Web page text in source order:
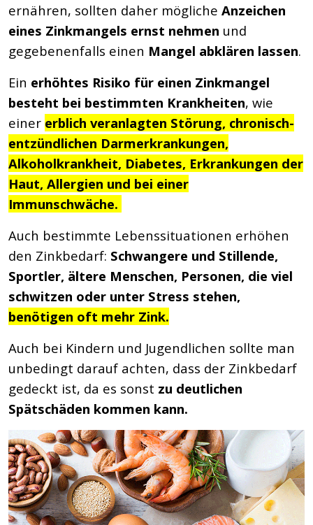
ernähren, sollten daher mögliche Anzeichen
eines Zinkmangels ernst nehmen und
gegebenenfalls einen Mangel abklären lassen.
Ein erhöhtes Risiko für einen Zinkmangel
besteht bei bestimmten Krankheiten, wie
einer erblich veranlagten Störung, chronisch-
entzündlichen Darmerkrankungen,
Alkoholkrankheit, Diabetes, Erkrankungen der
Haut, Allergien und bei einer
Immunschwäche.
Auch bestimmte Lebenssituationen erhöhen
den Zinkbedarf: Schwangere und Stillende,
Sportler, ältere Menschen, Personen, die viel
schwitzen oder unter Stress stehen,
benötigen oft mehr Zink.
Auch bei Kindern und Jugendlichen sollte man
unbedingt darauf achten, dass der Zinkbedarf
gedeckt ist, da es sonst zu deutlichen
Spätschäden kommen kann.